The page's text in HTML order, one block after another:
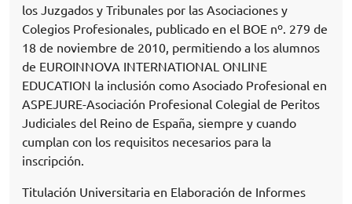
los Juzgados y Tribunales por las Asociaciones y
Colegios Profesionales, publicado en el BOE nº. 279 de
18 de noviembre de 2010, permitiendo a los alumnos
de EUROINNOVA INTERNATIONAL ONLINE
EDUCATION la inclusión como Asociado Profesional en
ASPEJURE-Asociación Profesional Colegial de Peritos
Judiciales del Reino de España, siempre y cuando
cumplan con los requisitos necesarios para la
inscripción.
Titulación Universitaria en Elaboración de Informes